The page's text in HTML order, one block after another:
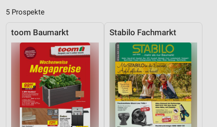
5 Prospekte
toom Baumarkt Stabilo Fachmarkt
Verwendung genauer Standortdaten
Geräte anhand von aktiv angeforderten
Informationen identifizieren
Nicht-IAB-Verarbeitungszwecke:
Notwendig
Performance